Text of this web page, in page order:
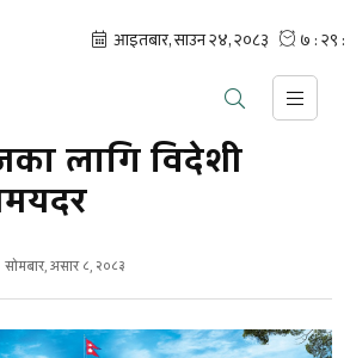
लागि विदेशी
सोमबार, असार ८, २०८३